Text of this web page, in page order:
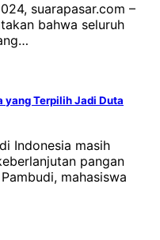
suarapasar.com –
bahwa seluruh
yang Terpilih Jadi Duta
Indonesia masih
pangan
mahasiswa